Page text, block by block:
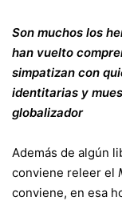
Son muchos los
han vuelto
simpatizan con
identitarias y
globalizador
Además de algún
conviene releer el
conviene, en esa